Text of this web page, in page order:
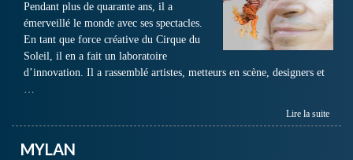
Pendant plus de quarante ans, il a
émerveillé le monde avec ses spectacles.
En tant que force créative du Cirque du
Soleil, il en a fait un laboratoire
d’innovation. Il a rassemblé artistes, metteurs en scène, designers et
…
Lire la suite
MYLAN